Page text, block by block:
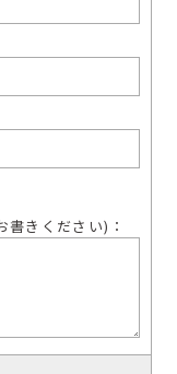
きください)：